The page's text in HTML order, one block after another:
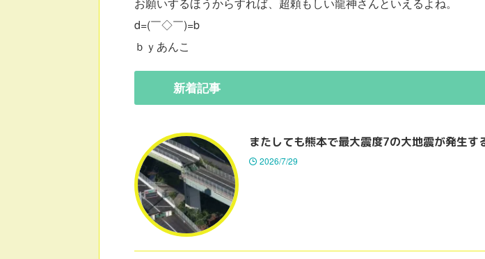
d=(￣◇￣)=b
ｂｙあんこ
新着記事
またしても熊本で最大震度7の大地震が発生す
2026/7/29